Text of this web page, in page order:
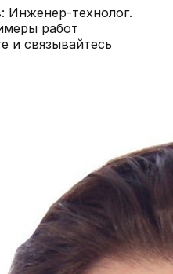
Инженер-технолог.
работ
и связывайтесь